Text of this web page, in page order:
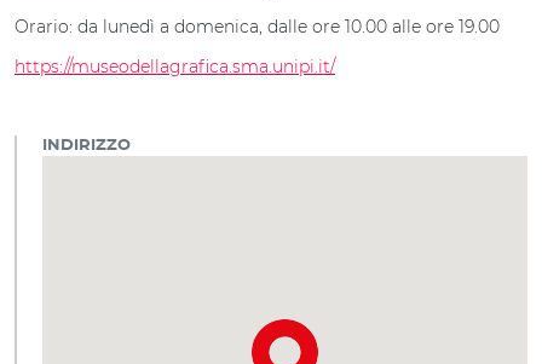
Orario: da lunedì a domenica, dalle ore 10.00 alle ore 19.00
https://museodellagrafica.sma.unipi.it/
INDIRIZZO